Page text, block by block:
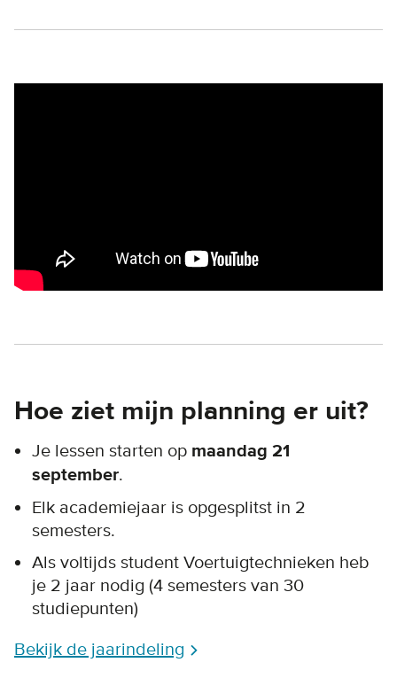
Hoe ziet mijn planning er uit?
Je lessen starten op maandag 21
september.
Elk academiejaar is opgesplitst in 2
semesters.
Als voltijds student Voertuigtechnieken heb
je 2 jaar nodig (4 semesters van 30
studiepunten)
Bekijk de jaarindeling